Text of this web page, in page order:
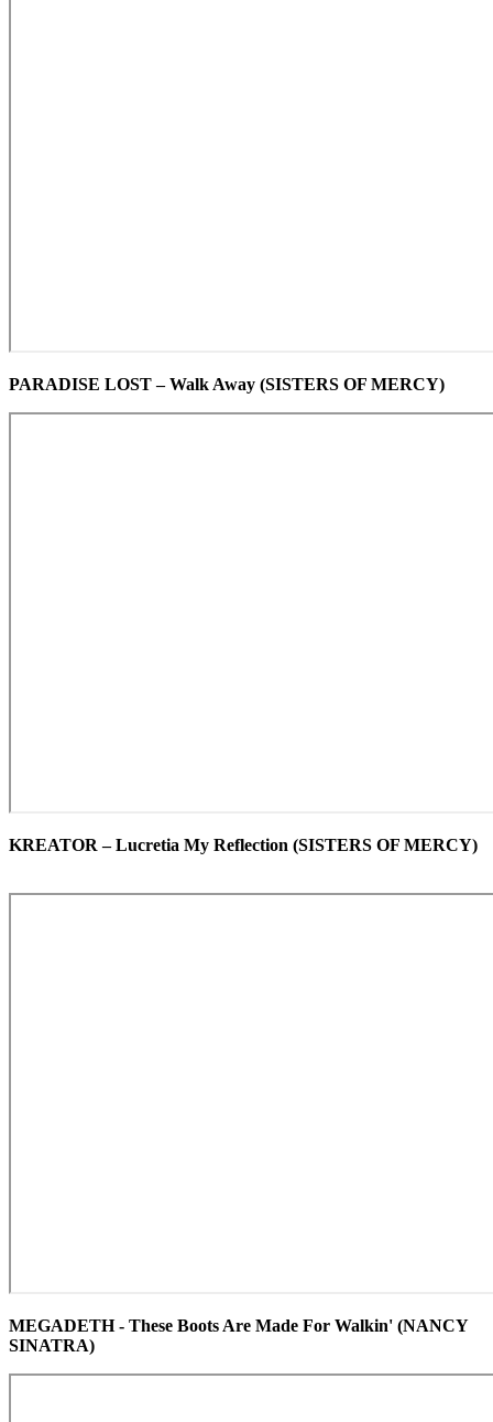
PARADISE LOST – Walk Away (SISTERS OF MERCY)
KREATOR – Lucretia My Reflection (SISTERS OF MERCY)
MEGADETH - These Boots Are Made For Walkin' (NANCY
SINATRA)